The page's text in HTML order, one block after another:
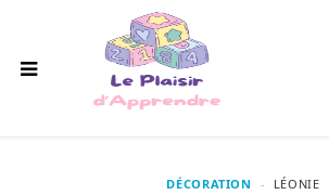
DÉCORATION LÉONIE